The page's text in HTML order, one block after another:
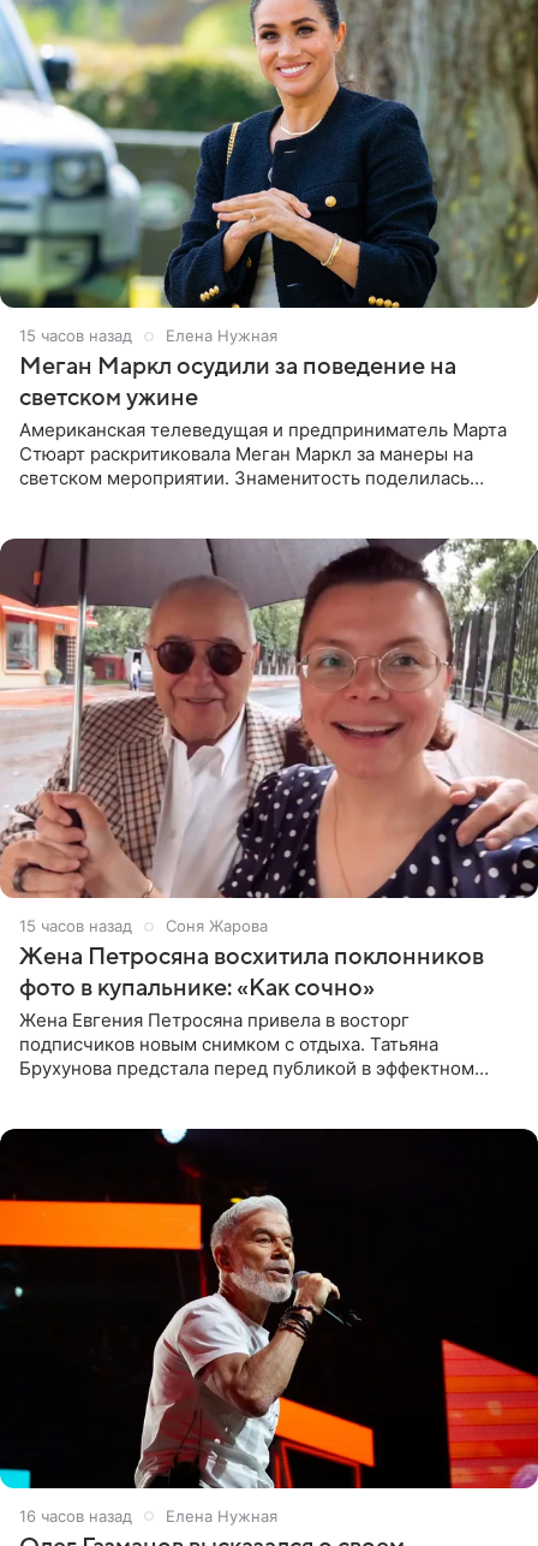
15 часов назад Елена Нужная
Меган Маркл осудили за поведение на
светском ужине
Американская телеведущая и предприниматель Марта
Стюарт раскритиковала Меган Маркл за манеры на
светском мероприятии. Знаменитость поделилась
15 часов назад Соня Жарова
Жена Петросяна восхитила поклонников
фото в купальнике: «Как сочно»
Жена Евгения Петросяна привела в восторг
подписчиков новым снимком с отдыха. Татьяна
Брухунова предстала перед публикой в эффектном
16 часов назад Елена Нужная